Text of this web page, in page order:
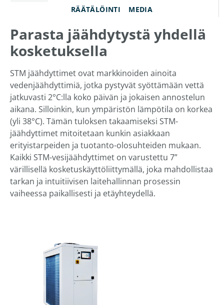
RÄÄTÄLÖINTI
MEDIA
Parasta jäähdytystä yhdellä
kosketuksella
STM jäähdyttimet ovat markkinoiden ainoita
vedenjäähdyttimiä, jotka pystyvät syöttämään vettä
jatkuvasti 2°C:lla koko päivän ja jokaisen annostelun
aikana. Silloinkin, kun ympäristön lämpötila on korkea
(yli 38°C). Tämän tuloksen takaamiseksi STM-
jäähdyttimet mitoitetaan kunkin asiakkaan
erityistarpeiden ja tuotanto-olosuhteiden mukaan.
Kaikki STM-vesijäähdyttimet on varustettu 7”
värillisellä kosketuskäyttöliittymällä, joka mahdollistaa
tarkan ja intuitiivisen laitehallinnan prosessin
vaiheessa paikallisesti ja etäyhteydellä.